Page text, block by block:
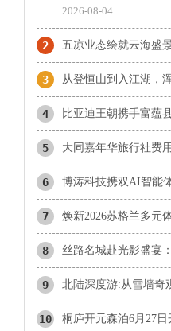
2026-08-04
2
3
4
5
6
7 焕新2026苏格兰多元
8
9
10